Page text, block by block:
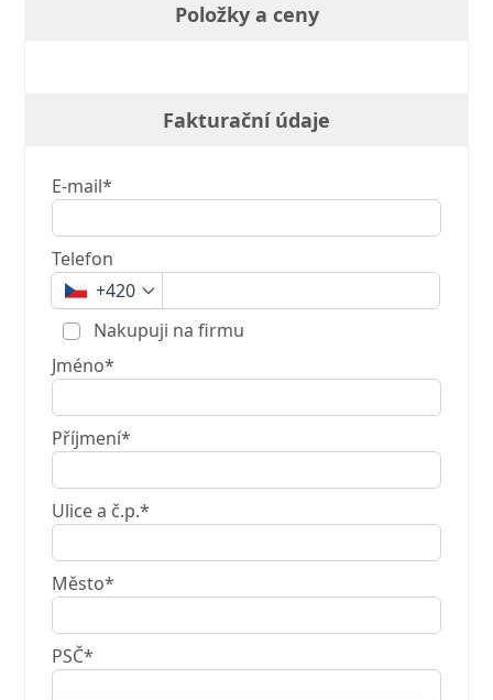
Položky a ceny
Fakturační údaje
E-mail*
Telefon
+420
Nakupuji na firmu
Jméno*
Příjmení*
Ulice a č.p.*
Město*
PSČ*